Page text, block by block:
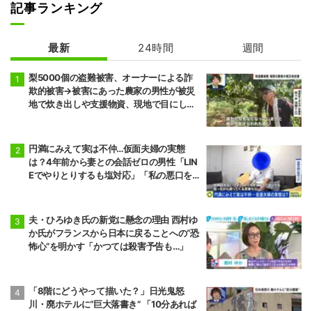
記事ランキング
最新 24時間 週間
梨5000個の盗難被害、オーナーによる詐
欺的被害→被害にあった農家の男性が被災
地で炊き出しや支援物資、現地で目にし
円満にみえて実は不仲…仮面夫婦の実態
は？4年前から妻との会話ゼロの男性「LIN
Eでやりとりするも塩対応」「私の悪口を
夫・ひろゆき氏の新党に懸念の理由 西村ゆ
か氏がフランスから日本に戻ることへの“恐
怖心”を明かす「かつては殺害予告も…」
「8階にどうやって描いた？」日光鬼怒
川・廃ホテルに“巨大落書き” 「10分あれば